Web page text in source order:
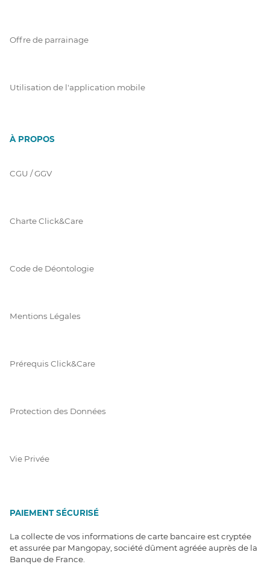
Offre de parrainage
Utilisation de l'application mobile
À PROPOS
CGU / GGV
Charte Click&Care
Code de Déontologie
Mentions Légales
Prérequis Click&Care
Protection des Données
Vie Privée
PAIEMENT SÉCURISÉ
La collecte de vos informations de carte bancaire est cryptée
et assurée par Mangopay, société dûment agréée auprès de la
Banque de France.